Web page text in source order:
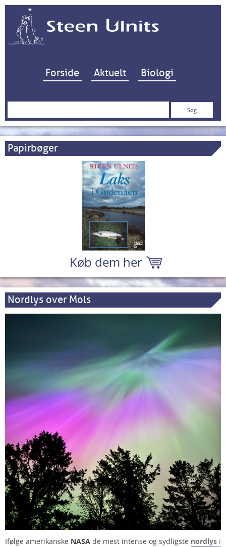
Hop til indhold
Forside Aktuelt Biologi
Søg
Papirbøger
Køb dem her
Nordlys over Mols
Ifølge amerikanske NASA de mest intense og sydligste nordlys i